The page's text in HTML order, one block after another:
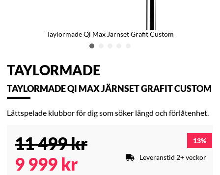
Taylormade Qi Max Järnset Grafit Custom
TAYLORMADE
TAYLORMADE QI MAX JÄRNSET GRAFIT CUSTOM
Lättspelade klubbor för dig som söker längd och förlåtenhet.
11 499kr
9 999 kr
13
Leveranstid 2+ veckor